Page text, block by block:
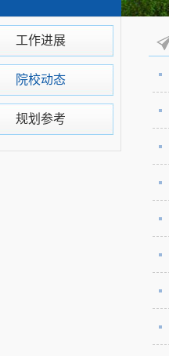
工作进展
院校动态
规划参考